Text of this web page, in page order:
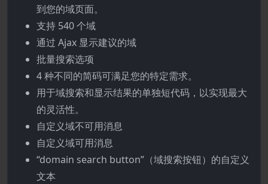
到您的域页面。
支持 540 个域
通过 Ajax 显示建议的域
批量搜索选项
4 种不同的简码可满足您的特定需求。
用于域搜索和显示结果的单独短代码，以实现最大
的灵活性。
自定义域不可用消息
自定义域可用消息
“domain search button”（域搜索按钮）的自定义
文本